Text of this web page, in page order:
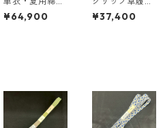
り草履〈和小物
さくら〉 SZO
¥64,900
＜和小物さくら
＞ SZO-16
¥37,400